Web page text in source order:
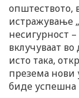
општеството,
истражување
несигурност
вклучуваат
исто така,
презема нови
биде успешна